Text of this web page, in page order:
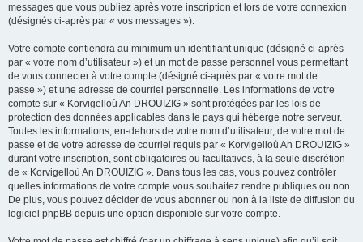
messages que vous publiez après votre inscription et lors de votre connexion
(désignés ci-après par « vos messages »).
Votre compte contiendra au minimum un identifiant unique (désigné ci-après
par « votre nom d’utilisateur ») et un mot de passe personnel vous permettant
de vous connecter à votre compte (désigné ci-après par « votre mot de
passe ») et une adresse de courriel personnelle. Les informations de votre
compte sur « Korvigelloù An DROUIZIG » sont protégées par les lois de
protection des données applicables dans le pays qui héberge notre serveur.
Toutes les informations, en-dehors de votre nom d’utilisateur, de votre mot de
passe et de votre adresse de courriel requis par « Korvigelloù An DROUIZIG »
durant votre inscription, sont obligatoires ou facultatives, à la seule discrétion
de « Korvigelloù An DROUIZIG ». Dans tous les cas, vous pouvez contrôler
quelles informations de votre compte vous souhaitez rendre publiques ou non.
De plus, vous pouvez décider de vous abonner ou non à la liste de diffusion du
logiciel phpBB depuis une option disponible sur votre compte.